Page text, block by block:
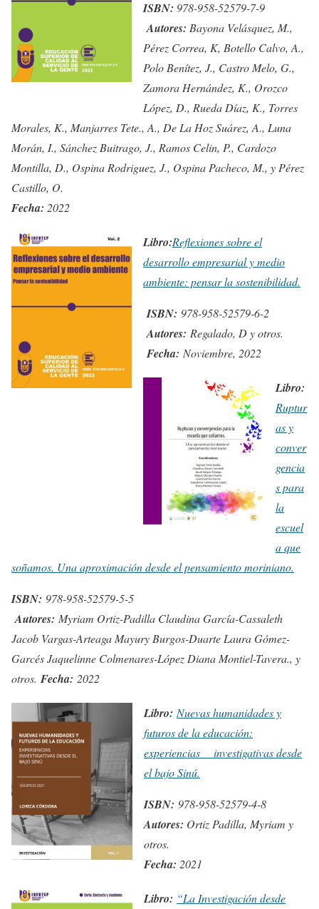
ISBN: 978-958-52579-7-9
Autores: Bayona Velásquez, M.,
Pérez Correa, K, Botello Calvo, A.,
Polo Benítez, J., Castro Melo, G.,
Zamora Hernández, K., Orozco
López, D., Rueda Díaz, K., Torres
Morales, K., Manjarres Tete., A., De La Hoz Suárez, A., Luna
Morán, I., Sánchez Buitrago, J., Ramos Celin, P., Cardozo
Montilla, D., Ospina Rodriguez, J., Ospina Pacheco, M., y Pérez
Castillo, O.
Fecha: 2022
Libro:Reflexiones sobre el
desarrollo empresarial y medio
ambiente: pensar la sostenibilidad.
ISBN: 978-958-52579-6-2
Autores: Regalado, D y otros.
Fecha: Noviembre, 2022
Libro:
Ruptur
as y
conver
gencia
s para
la
escuel
a que
soñamos. Una aproximación desde el pensamiento moriniano.
ISBN: 978-958-52579-5-5
Autores: Myriam Ortiz-Padilla Claudina García-Cassaleth
Jacob Vargas-Arteaga Mayury Burgos-Duarte Laura Gómez-
Garcés Jaquelinne Colmenares-López Diana Montiel-Tavera., y
otros. Fecha: 2022
Libro: Nuevas humanidades y
futuros de la educación:
experiencias investigativas desde
el bajo Sinú.
ISBN: 978-958-52579-4-8
Autores: Ortiz Padilla, Myriam y
otros.
Fecha: 2021
Libro: “La Investigación desde